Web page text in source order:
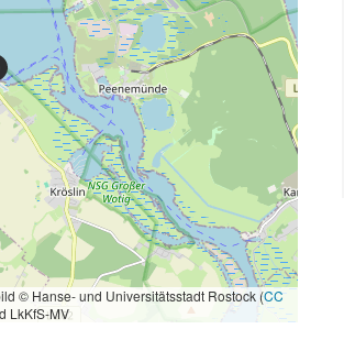
© Hanse- und Universitätsstadt Rostock (CC
LkKfS-MV